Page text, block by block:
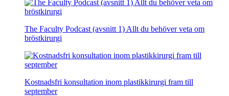
The Faculty Podcast (avsnitt 1) Allt du behöver veta om
bröstkirurgi
Kostnadsfri konsultation inom plastikkirurgi fram till
september